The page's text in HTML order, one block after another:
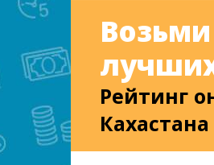
Рейтинг
Кахастана